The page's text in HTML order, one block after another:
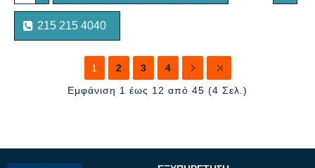
215 215 4040
1 2 3
4
Εμφάνιση 1 έως 12 από 45 (4 Σελ.)